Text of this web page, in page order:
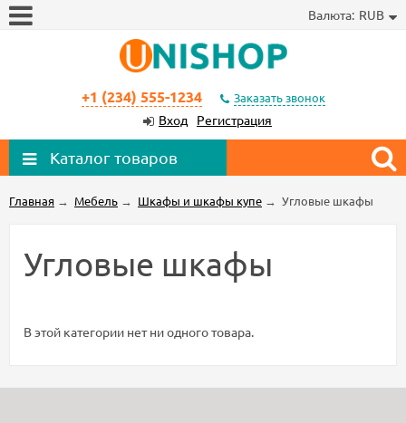
Валюта: RUB
+1 (234) 555-1234 Заказать звонок
Вход Регистрация
Каталог товаров
Главная → Мебель → Шкафы и шкафы купе → Угловые шкафы
Угловые шкафы
В этой категории нет ни одного товара.